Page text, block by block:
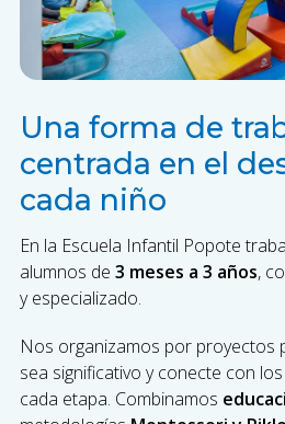
Una forma de
centrada en el
cada niño
En la Escuela Infantil Popote
alumnos de 3 meses a 3 años,
y especializado.
Nos organizamos por proyectos
sea significativo y conecte con
cada etapa. Combinamos